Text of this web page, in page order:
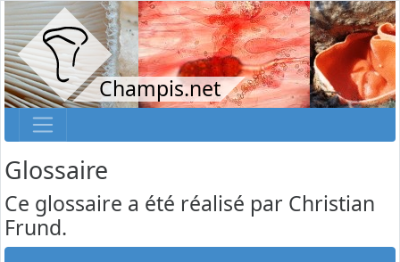
Champis.net
Glossaire
Ce glossaire a été réalisé par Christian
Frund.